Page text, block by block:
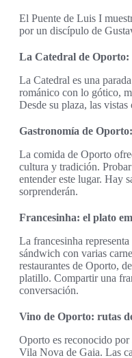
El Puente de Luis I
por un discípulo de
La Catedral de Oporto:
La Catedral es una
románico con lo gótico,
Desde su plaza, las
Gastronomía de
La comida de Oporto
cultura y tradición.
entender este lugar. Hay
sorprenderán.
Francesinha: el plato
La francesinha
sándwich con varias
restaurantes de Oporto,
platillo. Compartir una
conversación.
Vino de Oporto: rutas
Oporto es reconocido
Vila Nova de Gaia. Las